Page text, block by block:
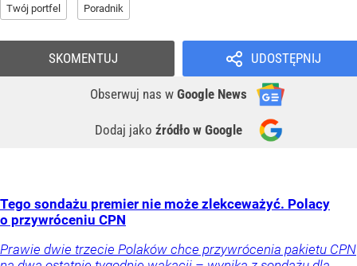
Twój portfel Poradnik
UDOSTĘPNIJ
Obserwuj nas w Google News
Dodaj jako źródło w Google
SKOMENTUJ
Tego sondażu premier nie może zlekceważyć. Polacy
o przywróceniu CPN
Prawie dwie trzecie Polaków chce przywrócenia pakietu CPN